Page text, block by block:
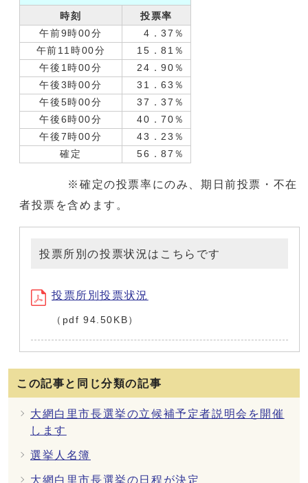
時刻
投票率
午前9時00分
4．37％
午前11時00分
15．81％
午後1時00分
24．90％
午後3時00分
31．63％
午後5時00分
37．37％
午後6時00分
40．70％
午後7時00分
43．23％
確定
56．87％
※確定の投票率にのみ、期日前投票・不在
者投票を含めます。
投票所別の投票状況はこちらです
投票所別投票状況
（pdf 94.50KB）
この記事と同じ分類の記事
大網白里市長選挙の立候補予定者説明会を開催
します
選挙人名簿
大網白里市長選挙の日程が決定